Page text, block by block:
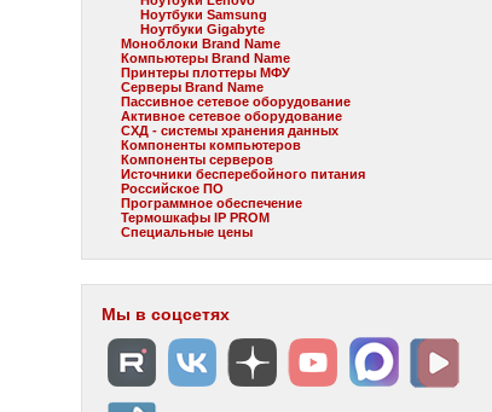
Ноутбуки Samsung
Ноутбуки Gigabyte
Моноблоки Brand Name
Компьютеры Brand Name
Принтеры плоттеры МФУ
Серверы Brand Name
Пассивное сетевое оборудование
Активное сетевое оборудование
СХД - системы хранения данных
Компоненты компьютеров
Компоненты серверов
Источники бесперебойного питания
Российское ПО
Программное обеспечение
Термошкафы IP PROM
Специальные цены
Мы в соцсетях